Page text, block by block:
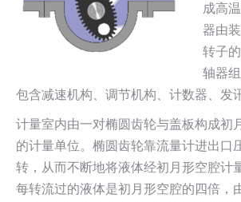
成高
器由
转子
轴器
包含减速机构、调节机构、计数器、发
计量室内由一对椭圆齿轮与盖板构成初
的计量单位。椭圆齿轮靠流量计进出口
转，从而不断地将液体经初月形空腔计
每转流过的液体是初月形空腔的四倍，